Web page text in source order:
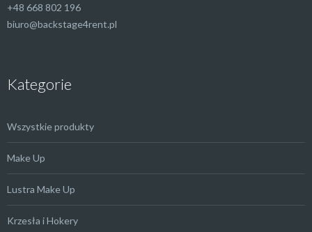
+48 668 802 196
biuro@backstage4rent.pl
Kategorie
Wszystkie produkty
Make Up
Lustra Make Up
Krzesła i Hokery